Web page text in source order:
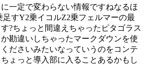
一定で変わらない情報ですねなるほ
足すY2乗イコルZ2乗フェルマーの最
?ちょっと間違えちゃったピタゴラス
勘違いしちゃったマークダウンを使
ださいみたいなっていうのをコンテ
ょっと導入部に入ることあるかもし